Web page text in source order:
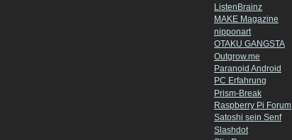
ListenBrainz
MAKE Magazine
nipponart
OTAKU GANGSTA
Outgrow.me
Paranoid Android
PC Erfahrung
Prism-Break
Raspberry Pi Forum
Satoshi sein Senf
Slashdot